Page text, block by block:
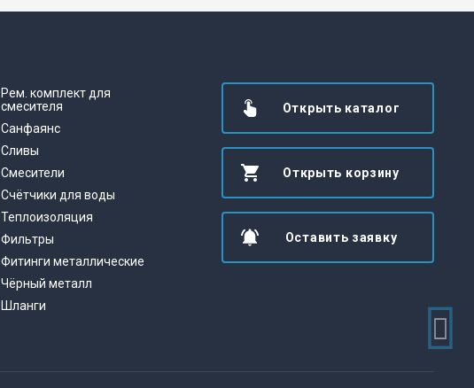
Рем. комплект для
смесителя
Санфаянс
Сливы
Смесители
Счётчики для воды
Теплоизоляция
Фильтры
Фитинги металлические
Чёрный металл
Шланги
Открыть каталог
Открыть корзину
Оставить заявку